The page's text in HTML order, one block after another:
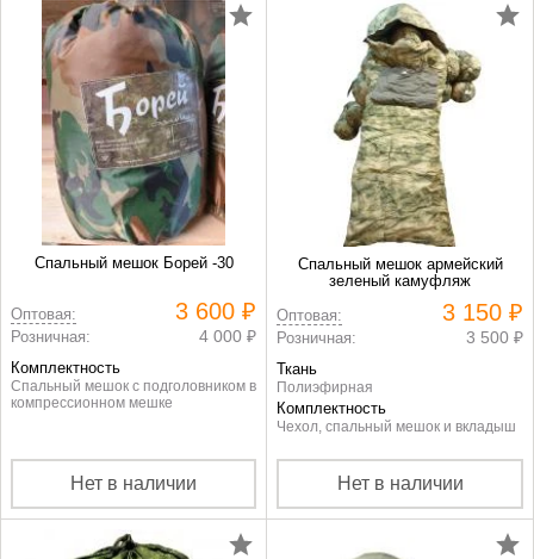
Спальный мешок Борей -30
Оптовая: 3 600 ₽
Розничная: 4 000 ₽
Комплектность
Спальный мешок с подголовником в
компрессионном мешке
Нет в наличии
Спальный мешок армейский
зеленый камуфляж
Оптовая:
3 150 ₽
Розничная: 3 500 ₽
Ткань
Полиэфирная
Комплектность
Чехол, спальный мешок и вкладыш
Нет в наличии